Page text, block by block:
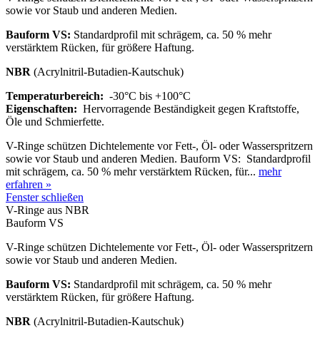
sowie vor Staub und anderen Medien.
Bauform VS: Standardprofil mit schrägem, ca. 50 % mehr
verstärktem Rücken, für größere Haftung.
NBR (Acrylnitril-Butadien-Kautschuk)
Temperaturbereich: -30°C bis +100°C
Eigenschaften: Hervorragende Beständigkeit gegen Kraftstoffe,
Öle und Schmierfette.
V-Ringe schützen Dichtelemente vor Fett-, Öl- oder Wasserspritzern
sowie vor Staub und anderen Medien. Bauform VS: Standardprofil
mit schrägem, ca. 50 % mehr verstärktem Rücken, für... mehr
erfahren »
Fenster schließen
V-Ringe aus NBR
Bauform VS
V-Ringe schützen Dichtelemente vor Fett-, Öl- oder Wasserspritzern
sowie vor Staub und anderen Medien.
Bauform VS: Standardprofil mit schrägem, ca. 50 % mehr
verstärktem Rücken, für größere Haftung.
NBR (Acrylnitril-Butadien-Kautschuk)